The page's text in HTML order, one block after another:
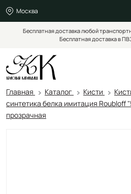
Москва
Бесплатная доставка любой
Бесплатная доставка в
Главная Каталог Кисти
синтетика белка имитация Roubloff
прозрачная